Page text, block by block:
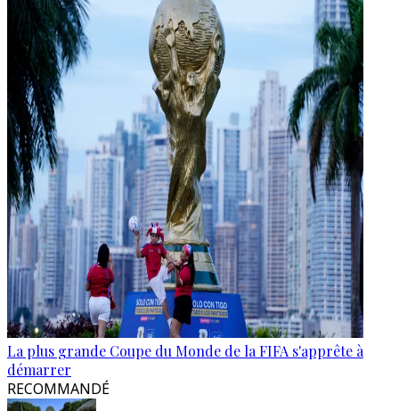
La plus grande Coupe du Monde de la FIFA s'apprête à
démarrer
RECOMMANDÉ